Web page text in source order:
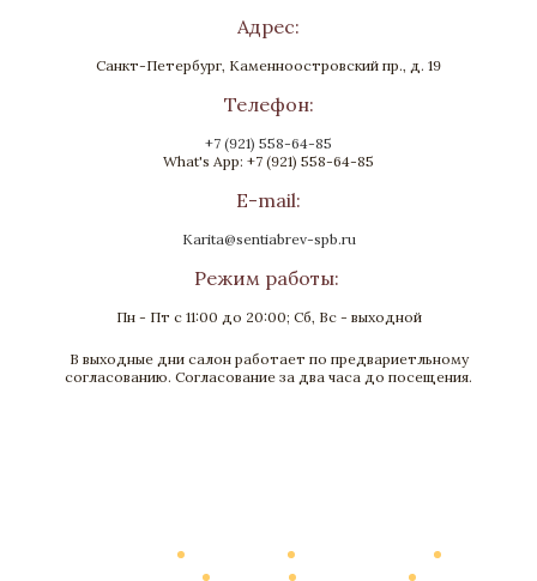
Адрес:
Санкт-Петербург, Каменноостровский пр., д. 19
Телефон:
+7 (921) 558-64-85
What's App: +7 (921) 558-64-85
E-mail:
Karita@sentiabrev-spb.ru
Режим работы:
Пн - Пт с 11:00 до 20:00; Сб, Вс - выходной
В выходные дни салон работает по предвариетльному
согласованию. Согласование за два часа до посещения.